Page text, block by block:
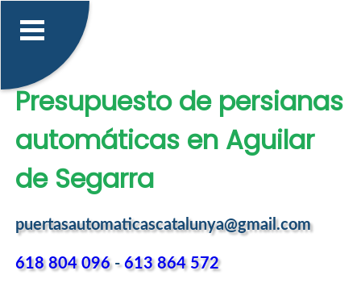
Presupuesto de persianas
automáticas en Aguilar
de Segarra
puertasautomaticascatalunya@gmail.com
618 804 096 -613 864 572